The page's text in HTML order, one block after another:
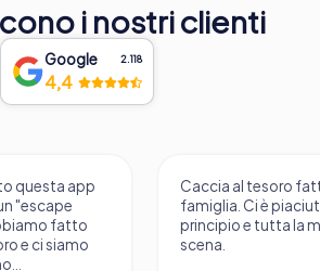
i nostri clienti
Google 2.118
4,4
questa app
"escape
fatto
e ci siamo
Caccia al tesoro
famiglia. Ci è
principio e tutta la
scena.